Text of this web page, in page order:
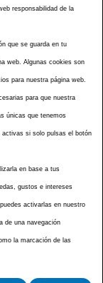
NOTICIAS OCV
responsabilidad de la
que se guarda en tu
web. Algunas cookies son
para nuestra página web.
para que nuestra
únicas que tenemos
si solo pulsas el botón
en base a tus
gustos e intereses
activarlas en nuestro
de una navegación
la marcación de las